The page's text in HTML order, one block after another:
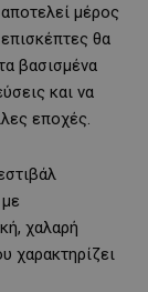
μέρος
θα
βασισμένα
και να
εποχές.
χαλαρή
χαρακτηρίζει